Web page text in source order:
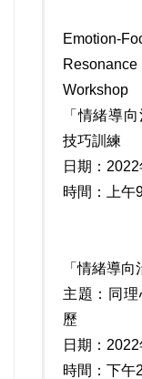
Emotion-
Workshop
「情緒導
技巧訓練
日期：
時間：上午
「情緒導
主題：同
歷
日期：
時間：下午